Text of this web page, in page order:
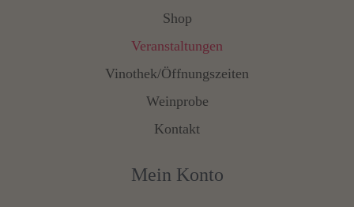
Shop
Veranstaltungen
Vinothek/Öffnungszeiten
Weinprobe
Kontakt
Mein Konto